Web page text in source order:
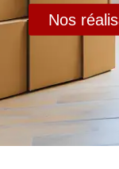
Nos